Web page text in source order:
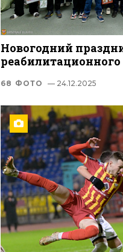
Новогодний
68 ФОТО — 24.12.2025